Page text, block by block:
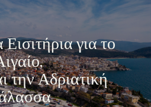
για το
την Αδριατική